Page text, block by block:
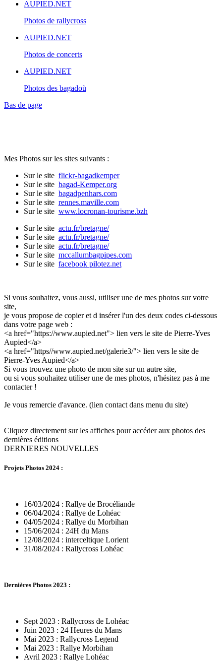
AUPIED.NET
Photos de rallycross
AUPIED.NET
Photos de concerts
AUPIED.NET
Photos des bagadoù
Bas de page
Mes Photos sur les sites suivants :
Sur le site flickr-bagadkemper
Sur le site bagad-Kemper.org
Sur le site bagadpenhars.com
Sur le site rennes.maville.com
Sur le site www.locronan-tourisme.bzh
Sur le site actu.fr/bretagne/
Sur le site actu.fr/bretagne/
Sur le site actu.fr/bretagne/
Sur le site mccallumbagpipes.com
Sur le site facebook pilotez.net
Si vous souhaitez, vous aussi, utiliser une de mes photos sur votre
site,
je vous propose de copier et d insérer l'un des deux codes ci-dessous
dans votre page web :
<a href="https://www.aupied.net"> lien vers le site de Pierre-Yves
Aupied</a>
<a href="https//www.aupied.net/galerie3/"> lien vers le site de
Pierre-Yves Aupied</a>
Si vous trouvez une photo de mon site sur un autre site,
ou si vous souhaitez utiliser une de mes photos, n'hésitez pas à me
contacter !
Je vous remercie d'avance. (lien contact dans menu du site)
Cliquez directement sur les affiches pour accéder aux photos des
dernières éditions
DERNIERES NOUVELLES
Projets Photos 2024 :
16/03/2024 : Rallye de Brocéliande
06/04/2024 : Rallye de Lohéac
04/05/2024 : Rallye du Morbihan
15/06/2024 : 24H du Mans
12/08/2024 : interceltique Lorient
31/08/2024 : Rallycross Lohéac
Dernières Photos 2023 :
Sept 2023 : Rallycross de Lohéac
Juin 2023 : 24 Heures du Mans
Mai 2023 : Rallycross Legend
Mai 2023 : Rallye Morbihan
Avril 2023 : Rallye Lohéac